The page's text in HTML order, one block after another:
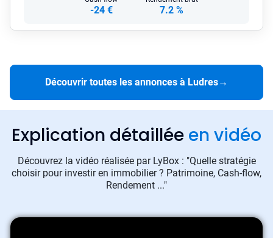
-24 € 7.2 %
Découvrir toutes les annonces à Ludres→
Explication détaillée en vidéo
Découvrez la vidéo réalisée par LyBox : "Quelle stratégie
choisir pour investir en immobilier ? Patrimoine, Cash-flow,
Rendement ..."